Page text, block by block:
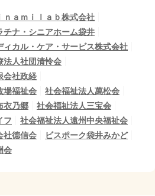
ｎａｍｉｌａｂ株式会社
チナ・シニアホーム袋井
ィカル・ケア・サービス株式会社
法人社団清怜会
会社政経
場福祉会
社会福祉法人萬松会
衣乃郷
社会福祉法人三宝会
フ
社会福祉法人遠州中央福祉会
社德信会
ビスポーク袋井みかど
会